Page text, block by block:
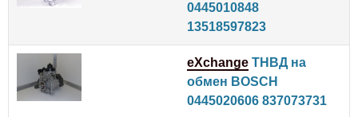
0445010848
13518597823
eXchange ТНВД на
обмен BOSCH
0445020606 837073731